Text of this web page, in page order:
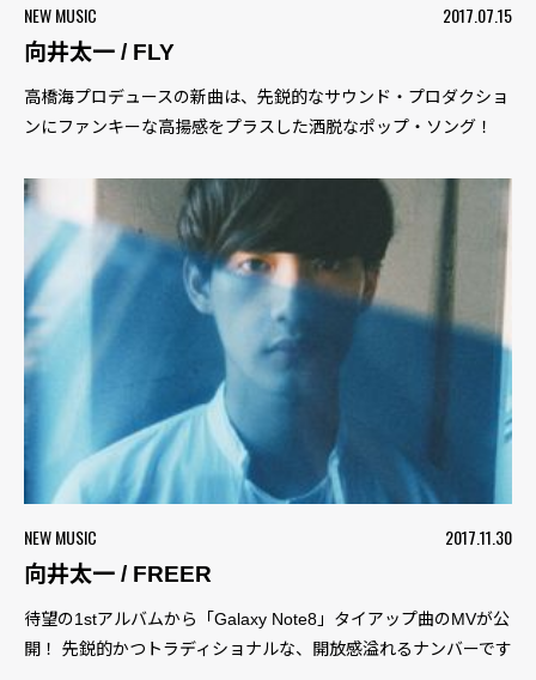
NEW MUSIC
2017.07.15
向井太一 / FLY
高橋海プロデュースの新曲は、先鋭的なサウンド・プロダクショ
ンにファンキーな高揚感をプラスした洒脱なポップ・ソング！
NEW MUSIC
2017.11.30
向井太一 / FREER
待望の1stアルバムから「Galaxy Note8」タイアップ曲のMVが公
開！ 先鋭的かつトラディショナルな、開放感溢れるナンバーです